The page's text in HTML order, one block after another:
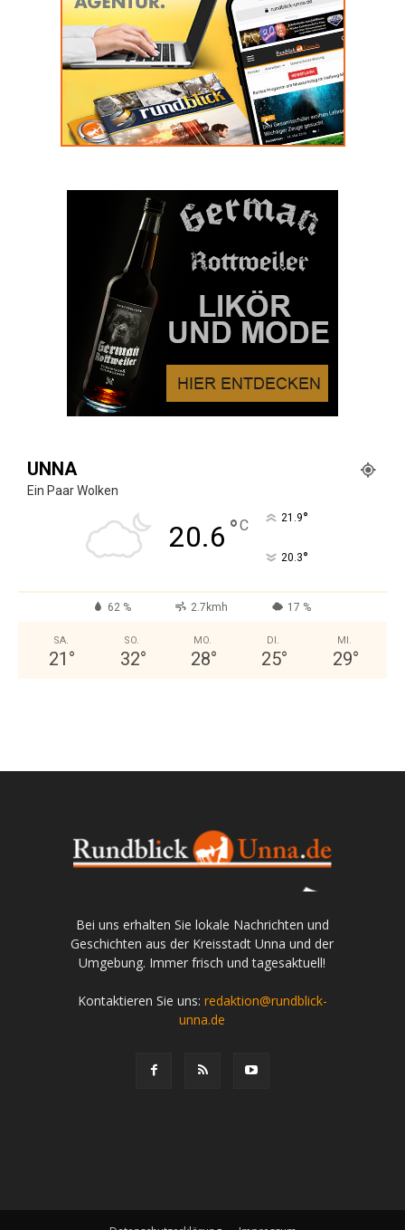
UNNA
Ein Paar Wolken
20.6 °C 21.9°
20.3°
62 % 2.7kmh 17 %
SA.
21 °
SO.
32°
MO.
28°
DI.
25°
MI.
29°
Bei uns erhalten Sie lokale Nachrichten und
Geschichten aus der Kreisstadt Unna und der
Umgebung. Immer frisch und tagesaktuell!
Kontaktieren Sie uns: redaktion@rundblick-
unna.de